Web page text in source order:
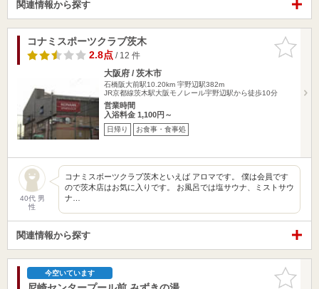
関連情報から探す
お気に入
りに追加
コナミスポーツクラブ茨木
2.8点/ 12 件
大阪府 / 茨木市
石橋阪大前駅10.20km 宇野辺駅382m
JR京都線茨木駅大阪モノレール宇野辺駅から徒歩10分
営業時間
入浴料金 1,100円～
日帰り お食事・食事処
40代 男
性
コナミスボーツクラブ茨木といえば アロマです。 僕は会員です
ので茨木店はお気に入りです。 お風呂では塩サウナ、ミストサウ
ナ…
関連情報から探す
お気に入
りに追加
今空いています